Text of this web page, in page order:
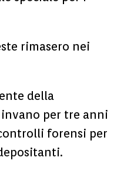
rimasero nei
della
per tre anni
forensi per